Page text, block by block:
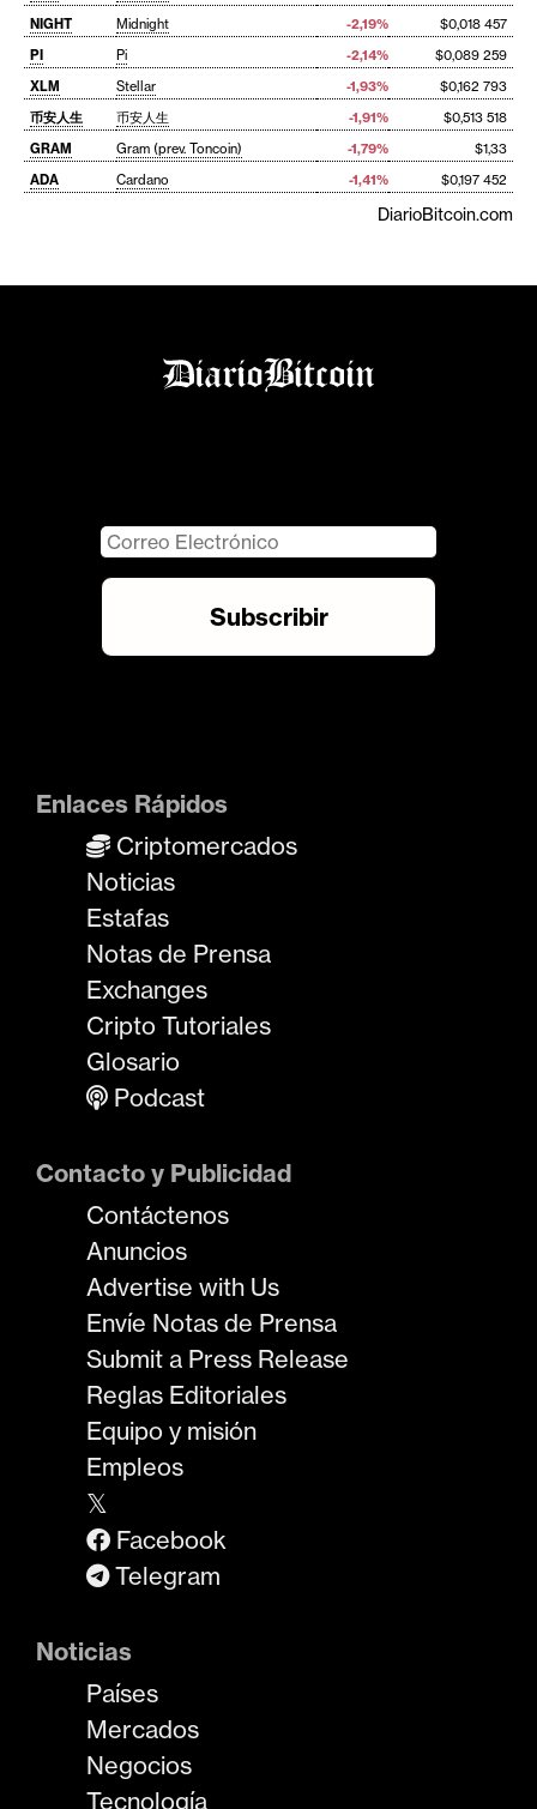
NIGHT
Midnight -2,19%
$0,018 457
PI
Pi -2,14%
$0,089 259
XLM
Stellar -1,93%
$0,162 793
币安人生
币安人生 -1,91%
$0,513 518
GRAM
Gram (prev. Toncoin) -1,79%
$1,33
ADA
Cardano -1,41% $0,197 452
DiarioBitcoin.com
Enlaces Rápidos
Criptomercados
Noticias
Estafas
Notas de Prensa
Exchanges
Cripto Tutoriales
Glosario
Podcast
Contacto y Publicidad
Contáctenos
Anuncios
Advertise with Us
Envíe Notas de Prensa
Submit a Press Release
Reglas Editoriales
Equipo y misión
Empleos
𝕏
Facebook
Telegram
Noticias
Países
Mercados
Negocios
Tecnología